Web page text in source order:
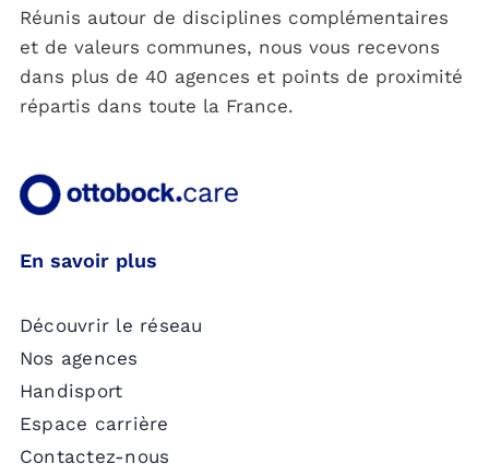
Réunis autour de disciplines complémentaires
et de valeurs communes, nous vous recevons
dans plus de 40 agences et points de proximité
répartis dans toute la France.
En savoir plus
Découvrir le réseau
Nos agences
Handisport
Espace carrière
Contactez-nous